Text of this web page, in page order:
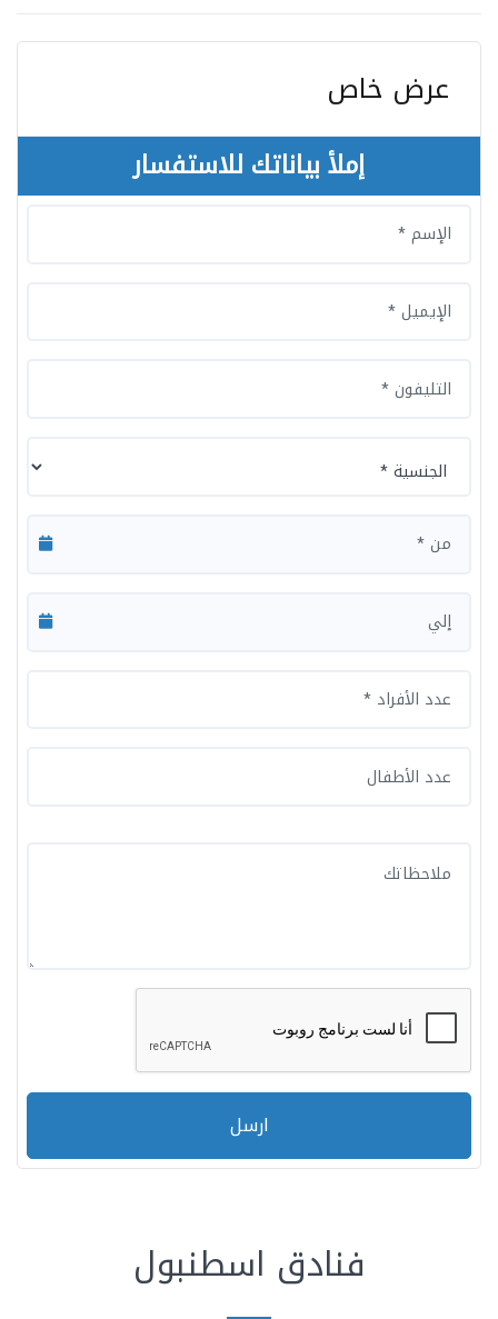
عرض خاص
إملأ بياناتك للاستفسار
ارسل
فنادق اسطنبول